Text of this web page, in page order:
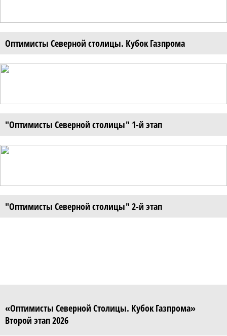
Оптимисты Северной столицы. Кубок Газпрома
"Оптимисты Северной столицы" 1-й этап
"Оптимисты Северной столицы" 2-й этап
«Оптимисты Северной Столицы. Кубок Газпрома»
Второй этап 2026